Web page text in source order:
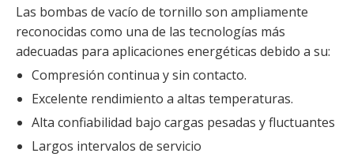
Las bombas de vacío de tornillo son ampliamente
reconocidas como una de las tecnologías más
adecuadas para aplicaciones energéticas debido a su:
Compresión continua y sin contacto.
Excelente rendimiento a altas temperaturas.
Alta confiabilidad bajo cargas pesadas y fluctuantes
Largos intervalos de servicio